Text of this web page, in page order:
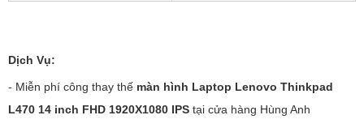
Dịch Vụ:
- Miễn phí công thay thế màn hình Laptop Lenovo Thinkpad
L470 14 inch FHD 1920X1080 IPS tại cửa hàng Hùng Anh